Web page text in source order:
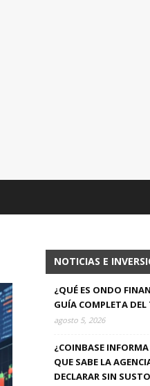
NOTICIAS E
¿QUÉ ES ONDO
GUÍA COMPLETA
agosto 5, 2026
¿COINBASE
QUE SABE LA
DECLARAR SIN